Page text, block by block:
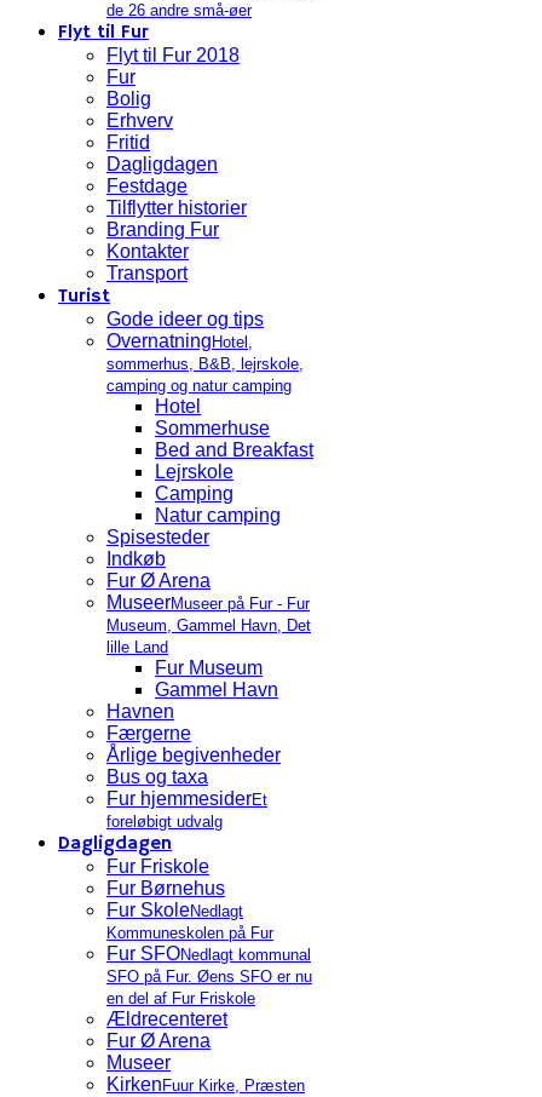
de 26 andre små-øer
Flyt til Fur
Flyt til Fur 2018
Fur
Bolig
Erhverv
Fritid
Dagligdagen
Festdage
Tilflytter historier
Branding Fur
Kontakter
Transport
Turist
Gode ideer og tips
Overnatning Hotel,
sommerhus, B&B, lejrskole,
camping og natur camping
Hotel
Sommerhuse
Bed and Breakfast
Lejrskole
Camping
Natur camping
Spisesteder
Indkøb
Fur Ø Arena
MuseerMuseer på Fur - Fur
Museum, Gammel Havn, Det
lille Land
Fur Museum
Gammel Havn
Havnen
Færgerne
Årlige begivenheder
Bus og taxa
Fur hjemmesiderEt
foreløbigt udvalg
Dagligdagen
Fur Friskole
Fur Børnehus
Fur SkoleNedlagt
Kommuneskolen på Fur
Fur SFONedlagt kommunal
SFO på Fur. Øens SFO er nu
en del af Fur Friskole
Ældrecenteret
Fur Ø Arena
Museer
Kirken Fuur Kirke, Præsten